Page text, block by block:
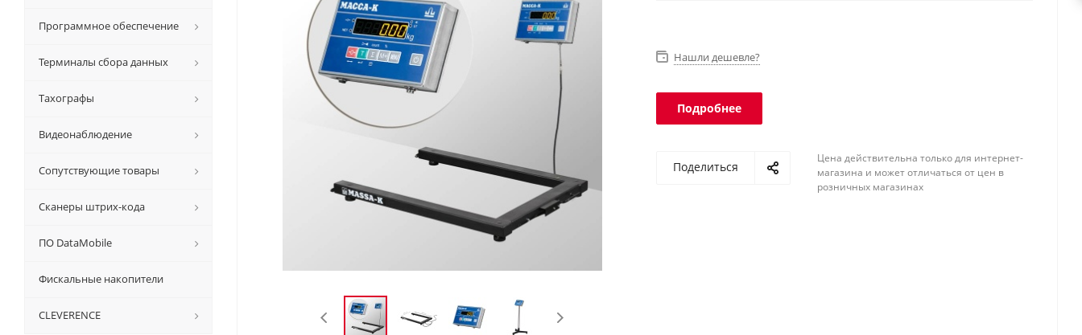
Нашли дешевле?
Подробнее
Поделиться
Цена действительна только для интернет-
магазина и может отличаться от цен в
розничных магазинах
Программное обеспечение
Терминалы сбора данных
Тахографы
Видеонаблюдение
Сопутствующие товары
Сканеры штрих-кода
ПО DataMobile
Фискальные накопители
CLEVERENCE